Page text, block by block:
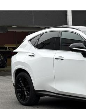
ト ブラインドスポットモニ
テアリングヒーター 全周囲カ